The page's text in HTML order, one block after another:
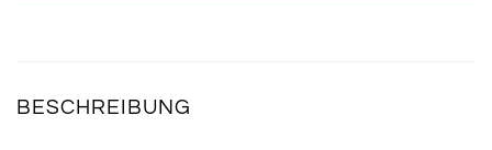
BESCHREIBUNG